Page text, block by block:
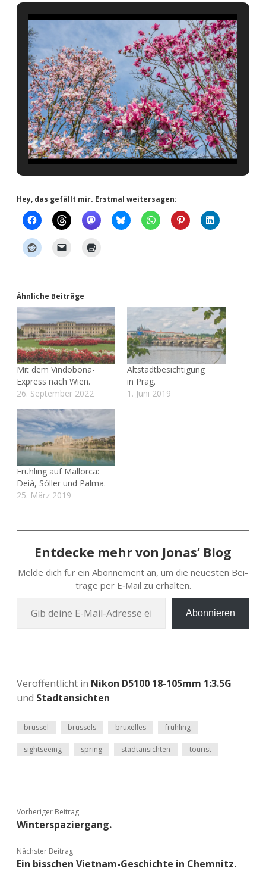
Hey, das gefällt mir. Erstmal weitersagen:
Ähnliche Beiträge
Mit dem Vindobona-
Express nach Wien.
26. September 2022
Altstadtbesichtigung
in Prag.
1. Juni 2019
Frühling auf Mallorca:
Deià, Sóller und Palma.
25. März 2019
Entdecke mehr von Jonas’ Blog
Melde dich für ein Abon­ne­ment an, um die neu­es­ten Bei­
trä­ge per E‑Mail zu erhalten.
Abonnieren
Veröffentlicht in Nikon D5100 18-105mm 1:3.5G
und Stadtansichten
brüssel brussels bruxelles frühling
sightseeing spring stadtansichten tourist
Vorheriger Beitrag
Winterspaziergang.
Nächster Beitrag
Ein bisschen Vietnam-Geschichte in Chemnitz.